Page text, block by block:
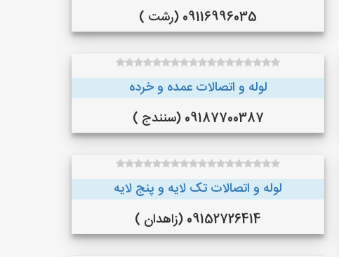
09116996035 (رشت )
لوله و اتصالات عمده و خرده
09187700387 (سنندج )
لوله و اتصالات تک لایه و پنج لایه
09152726414 (زاهدان )